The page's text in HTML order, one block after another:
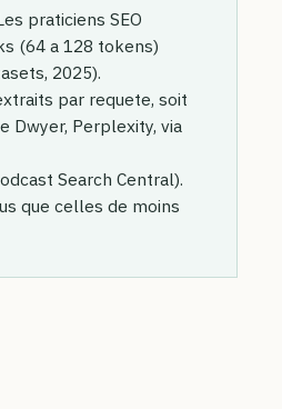
praticiens SEO
(64 a 128 tokens)
2025).
par requete, soit
Dwyer, Perplexity, via
Search Central).
que celles de moins